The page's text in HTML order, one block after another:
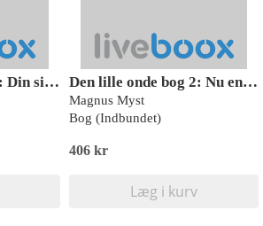
Den lille onde bog 3: Din sidste time er kommet Den lille onde bog 2: Nu endnu farligere
Magnus Myst
Bog (Indbundet)
406 kr
Læg i kurv